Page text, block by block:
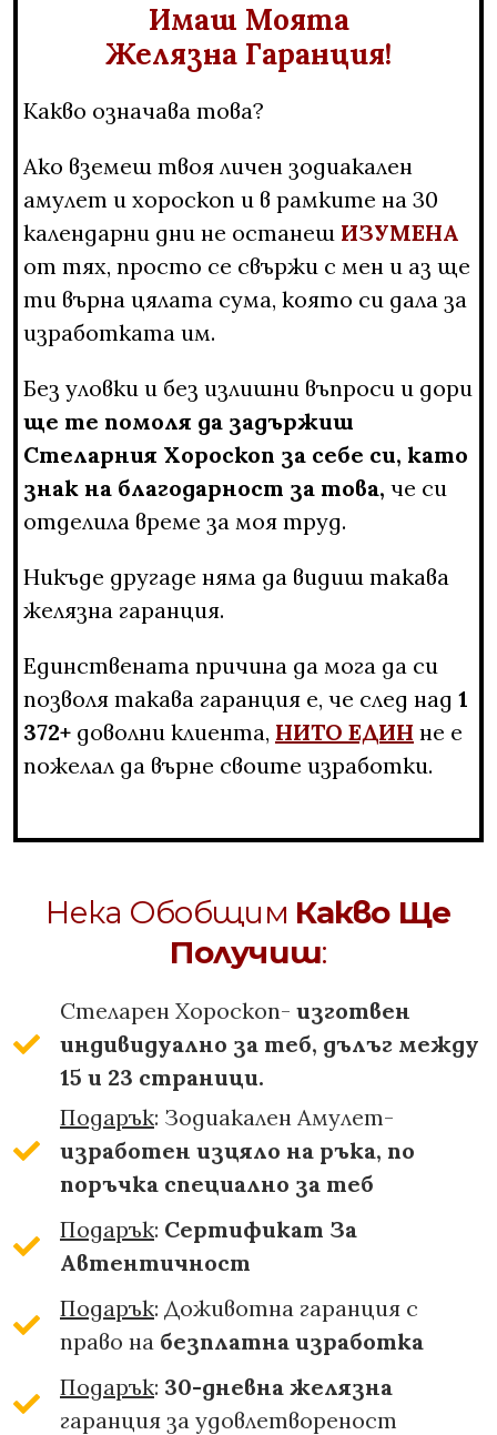
Имаш Моята
Желязна Гаранция!
Какво означава това?
Ако вземеш твоя личен зодиакален
амулет и хороскоп и в рамките на 30
календарни дни не останеш ИЗУМЕНА
от тях, просто се свържи с мен и аз ще
ти върна цялата сума, която си дала за
изработката им.
Без уловки и без излишни въпроси и дори
ще те помоля да задържиш
Стеларния Хороскоп за себе си, като
знак на благодарност за това, че си
отделила време за моя труд.
Никъде другаде няма да видиш такава
желязна гаранция.
Единствената причина да мога да си
позволя такава гаранция е, че след над 1
372+ доволни клиента, НИТО ЕДИН не е
пожелал да върне своите изработки.
Нека Обобщим Какво Ще
Получиш:
Стеларен Хороскоп- изготвен
индивидуално за теб, дълъг между
15 и 23 страници.
Подарък: Зодиакален Амулет-
изработен изцяло на ръка, по
поръчка специално за теб
Подарък: Сертификат За
Автентичност
Подарък: Доживотна гаранция с
право на безплатна изработка
Подарък: 30-дневна желязна
гаранция за удовлетвореност